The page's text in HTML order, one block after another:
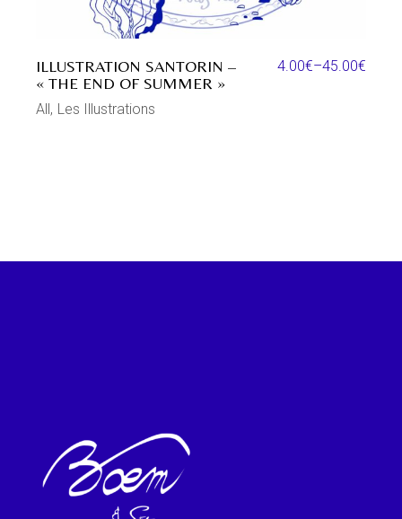
ILLUSTRATION SANTORIN –
« THE END OF SUMMER »
4.00€–45.00€
All Les Illustrations